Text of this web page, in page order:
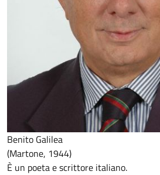
Benito Galilea
(Martone, 1944)
È un poeta e scrittore italiano.